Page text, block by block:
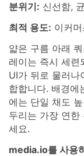
분위기: 신선함,
최적 용도: 이커
얇은 구름 아래
레이는 즉시 세련
UI가 뒤로 물러나
합합니다. 배경에
에는 단일 채도
두리는 가장 연한
세요.
media.io를 사용